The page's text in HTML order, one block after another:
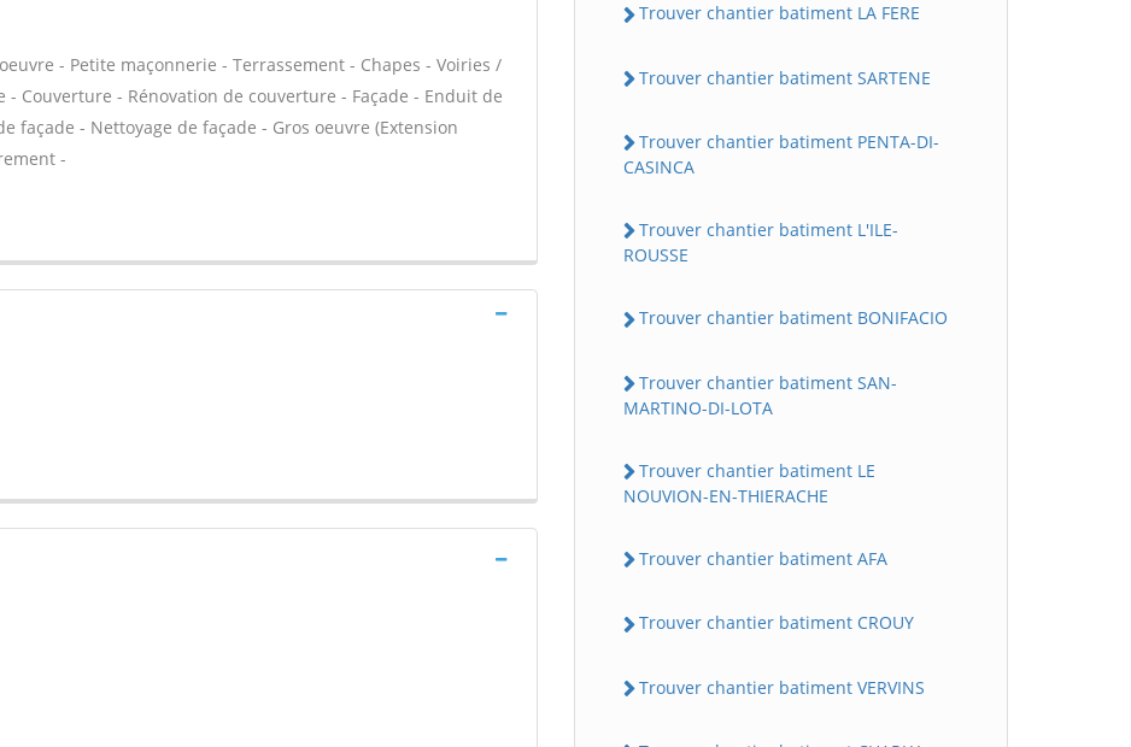
- Petite maçonnerie - Terrassement - Chapes - Voiries /
Couverture - Rénovation de couverture - Façade - Enduit de
façade - Nettoyage de façade - Gros oeuvre (Extension
-
Trouver chantier batiment LA FERE
Trouver chantier batiment SARTENE
Trouver chantier batiment PENTA-DI-
CASINCA
Trouver chantier batiment L'ILE-
ROUSSE
Trouver chantier batiment BONIFACIO
Trouver chantier batiment SAN-
MARTINO-DI-LOTA
Trouver chantier batiment LE
NOUVION-EN-THIERACHE
Trouver chantier batiment AFA
Trouver chantier batiment CROUY
Trouver chantier batiment VERVINS